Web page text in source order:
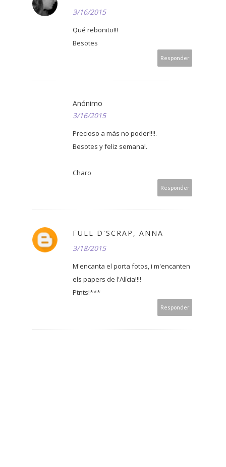
3/16/2015
Qué rebonito!!!
Besotes
Responder
Anónimo
3/16/2015
Precioso a más no poder!!!!.
Besotes y feliz semana!.
Charo
Responder
FULL D'SCRAP, ANNA
3/18/2015
M'encanta el porta fotos, i m'encanten
els papers de l'Alícia!!!!
Ptnts!***
Responder